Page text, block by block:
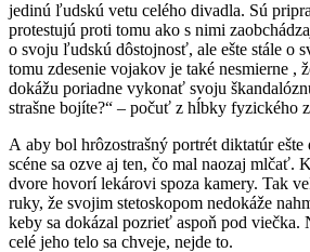
jedinú ľudskú vetu celého divadla. Sú
protestujú proti tomu ako s nimi
o svoju ľudskú dôstojnosť, ale ešte stále o
tomu zdesenie vojakov je také nesmierne ,
dokážu poriadne vykonať svoju
strašne bojíte?“ – počuť z hĺbky fyzického
A aby bol hrôzostrašný portrét diktatúr
scéne sa ozve aj ten, čo mal naozaj mlčať.
dvore hovorí lekárovi spoza kamery. Tak
ruky, že svojim stetoskopom nedokáže
keby sa dokázal pozrieť aspoň pod viečka.
celé jeho telo sa chveje, nejde to.